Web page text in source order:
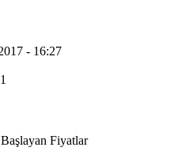
- 16:27
Fiyatlar